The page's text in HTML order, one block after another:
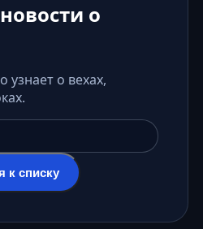
о
узнает о вехах,
почты
к списку